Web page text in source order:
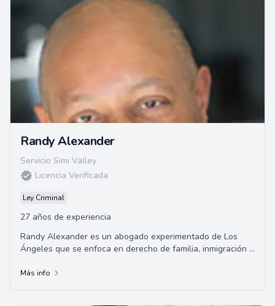
Randy Alexander
Servicio Simi Valley
Licencia Verificada
Ley Criminal
27 años de experiencia
Randy Alexander es un abogado experimentado de Los
Ángeles que se enfoca en derecho de familia, inmigración y
Más info